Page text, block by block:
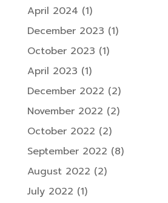
April 2024 (1)
December 2023 (1)
October 2023 (1)
April 2023 (1)
December 2022 (2)
November 2022 (2)
October 2022 (2)
September 2022 (8)
August 2022 (2)
July 2022 (1)